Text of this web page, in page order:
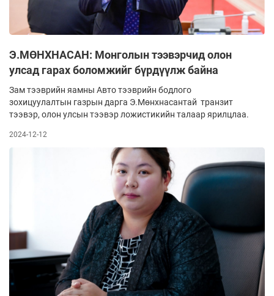
Э.МӨНХНАСАН: Монголын тээвэрчид олон
улсад гарах боломжийг бүрдүүлж байна
Зам тээврийн яамны Авто тээврийн бодлого
зохицуулалтын газрын дарга Э.Мөнхнасантай транзит
тээвэр, олон улсын тээвэр ложистикийн талаар ярилцлаа.
2024-12-12